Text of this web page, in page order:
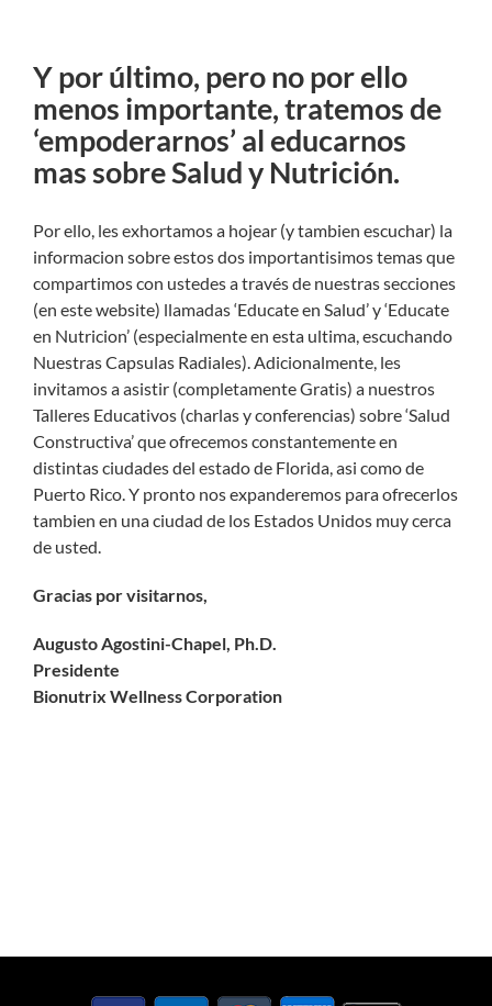
Y por último, pero no por ello
menos importante, tratemos de
‘empoderarnos’ al educarnos
mas sobre Salud y Nutrición.
Por ello, les exhortamos a hojear (y tambien escuchar) la
informacion sobre estos dos importantisimos temas que
compartimos con ustedes a través de nuestras secciones
(en este website) llamadas ‘Educate en Salud’ y ‘Educate
en Nutricion’ (especialmente en esta ultima, escuchando
Nuestras Capsulas Radiales). Adicionalmente, les
invitamos a asistir (completamente Gratis) a nuestros
Talleres Educativos (charlas y conferencias) sobre ‘Salud
Constructiva’ que ofrecemos constantemente en
distintas ciudades del estado de Florida, asi como de
Puerto Rico. Y pronto nos expanderemos para ofrecerlos
tambien en una ciudad de los Estados Unidos muy cerca
de usted.
Gracias por visitarnos,
Augusto Agostini-Chapel, Ph.D.
Presidente
Bionutrix Wellness Corporation